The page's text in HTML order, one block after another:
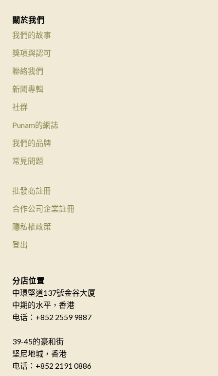
關於我們
我們的故事
獎項與認可
聯絡我們
新聞專輯
社群
Punam的網誌
我們的品牌
常見問題
批發商註冊
合作公司企業註冊
隱私權政策
登出
分店位置
中環堅道137號金谷大厦
中期的水平，香港
电话：+852 2559 9887
39-45的豪和街
坚尼地城，香港
电话：+852 2191 0886